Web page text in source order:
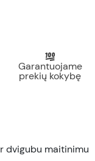
Garantuojame
prekių kokybę
dvigubu maitinimu